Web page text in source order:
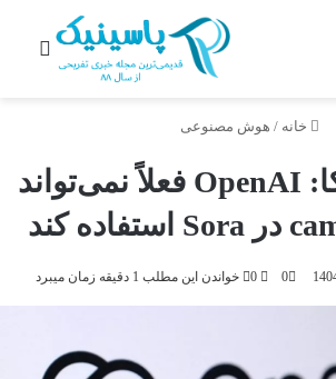
خانه / هوش مصنوعی
دادگاه آمریکا: OpenAI فعلاً نمی‌تواند
0 خواندن این مطلب 1 دقیقه زمان میبرد